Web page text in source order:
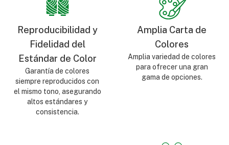
Reproducibilidad y
Fidelidad del
Estándar de Color
Garantía de colores
siempre reproducidos con
el mismo tono, asegurando
altos estándares y
consistencia.
Amplia Carta de
Colores
Amplia variedad de colores
para ofrecer una gran
gama de opciones.